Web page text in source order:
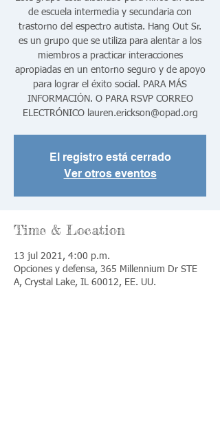
de escuela intermedia y secundaria con
trastorno del espectro autista. Hang Out Sr.
es un grupo que se utiliza para alentar a los
miembros a practicar interacciones
apropiadas en un entorno seguro y de apoyo
para lograr el éxito social. PARA MÁS
INFORMACIÓN. O PARA RSVP CORREO
El registro está cerrado
Ver otros eventos
Time & Location
13 jul 2021, 4:00 p.m.
Opciones y defensa, 365 Millennium Dr STE
A, Crystal Lake, IL 60012, EE. UU.